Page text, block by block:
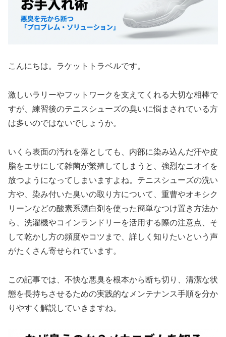
こんにちは。ラケットトラベルです。
激しいラリーやフットワークを支えてくれる大切な相棒で
すが、練習後のテニスシューズの臭いに悩まされている方
は多いのではないでしょうか。
いくら表面の汚れを落としても、内部に染み込んだ汗や皮
脂をエサにして雑菌が繁殖してしまうと、強烈なニオイを
放つようになってしまいますよね。テニスシューズの洗い
方や、染み付いた臭いの取り方について、重曹やオキシク
リーンなどの酸素系漂白剤を使った簡単なつけ置き方法か
ら、洗濯機やコインランドリーを活用する際の注意点、そ
して乾かし方の頻度やコツまで、詳しく知りたいという声
がたくさん寄せられています。
この記事では、不快な悪臭を根本から断ち切り、清潔な状
態を長持ちさせるための実践的なメンテナンス手順を分か
りやすく解説していきますね。